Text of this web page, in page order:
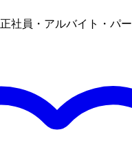
正社員・アルバイト・パ